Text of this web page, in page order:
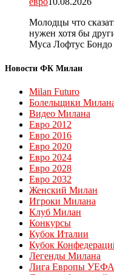
Молодцы что
нужен хотя бы
Муса Лофтус
Новости ФК Милан
Milan Futuro
Болельщики
Видео Милана
Евро 2012
Евро 2016
Евро 2020
Евро 2024
Евро 2028
Евро 2032
Женский Милан
Игроки Милана
Клуб Милан
Конкурсы
Кубок Италии
Кубок
Легенды Милана
Лига Европы УЕФА